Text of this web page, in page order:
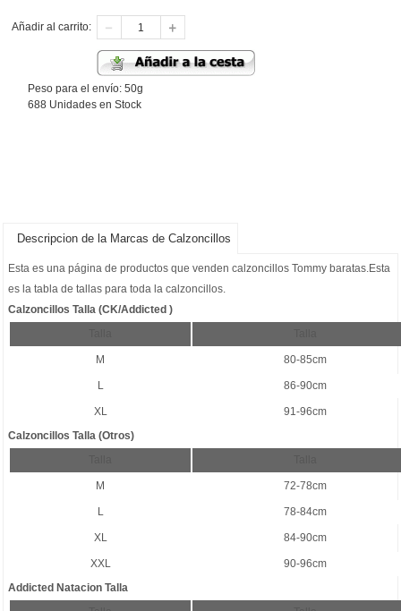
Añadir al carrito:
Peso para el envío: 50g
688 Unidades en Stock
Descripcion de la Marcas de Calzoncillos
Esta es una página de productos que venden calzoncillos Tommy baratas .Esta
es la tabla de tallas para toda la calzoncillos.
Calzoncillos Talla (CK/Addicted )
M 80-85cm
L 86-90cm
XL
91-96cm
Calzoncillos Talla (Otros)
M 72-78cm
L 78-84cm
XL 84-90cm
XXL
90-96cm
Addicted Natacion Talla